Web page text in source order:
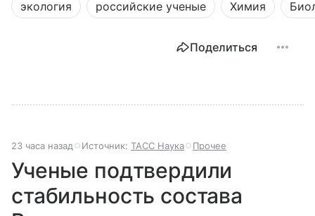
экология российские ученые Химия
Поделиться
23 часа назад Источник: ТАСС Наука Прочее
Ученые подтвердили
стабильность состава